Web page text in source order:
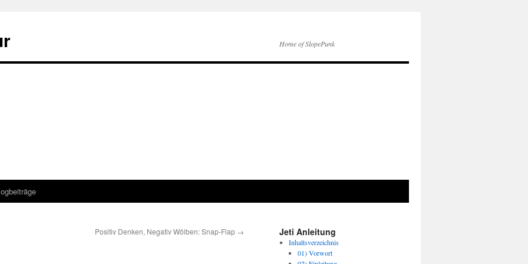
Home of SlopePunk
Positiv Denken, Negativ Wölben: Snap-Flap → Jeti Anleitung
Inhaltsverzeichnis
01) Vorwort